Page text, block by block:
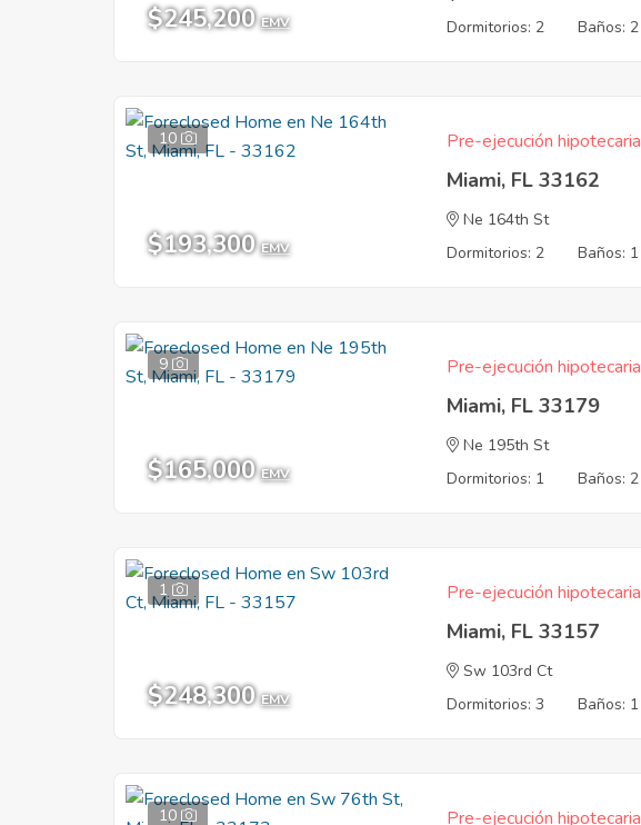
$245,200 EMV
Dormitorios: 2
Baños: 2
10
$193,300 EMV
Pre-ejecución hipotecaria
Miami, FL 33162
Ne 164th St
Dormitorios: 2
Baños: 1
9
$165,000 EMV
Pre-ejecución hipotecaria
Miami, FL 33179
Ne 195th St
Dormitorios: 1
Baños: 2
1
$248,300 EMV
Pre-ejecución hipotecaria
Miami, FL 33157
Sw 103rd Ct
Dormitorios: 3
Baños: 1
10 Pre-ejecución hipotecaria